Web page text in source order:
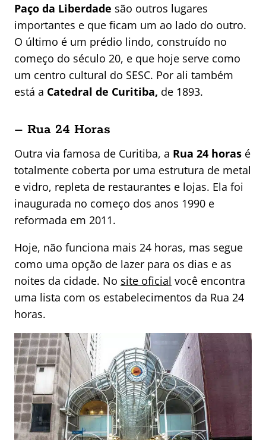
Paço da Liberdade são outros lugares
importantes e que ficam um ao lado do outro.
O último é um prédio lindo, construído no
começo do século 20, e que hoje serve como
um centro cultural do SESC. Por ali também
está a Catedral de Curitiba, de 1893.
– Rua 24 Horas
Outra via famosa de Curitiba, a Rua 24 horas é
totalmente coberta por uma estrutura de metal
e vidro, repleta de restaurantes e lojas. Ela foi
inaugurada no começo dos anos 1990 e
reformada em 2011.
Hoje, não funciona mais 24 horas, mas segue
como uma opção de lazer para os dias e as
noites da cidade. No site oficial você encontra
uma lista com os estabelecimentos da Rua 24
horas.